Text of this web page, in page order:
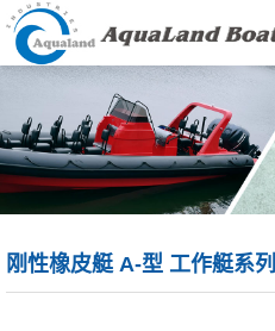
刚性橡皮艇 A-型 工作艇系列